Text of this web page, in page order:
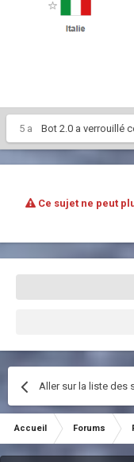
5 a Bot 2.0 a verrouillé
Ce sujet ne peut
Aller sur la liste des
Accueil Forums